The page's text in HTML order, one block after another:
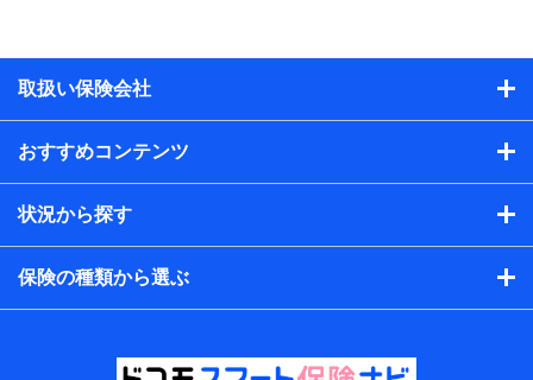
取扱い保険会社
おすすめコンテンツ
状況から探す
保険の種類から選ぶ